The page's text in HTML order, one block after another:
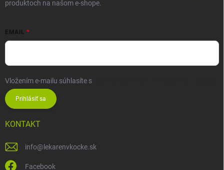
produktoch na našom e-shope.
EMAIL
Vložením e-mailu súhlasíte s
Prihlásiť sa
KONTAKT
info@ lekarenvkocke.sk
Facebook